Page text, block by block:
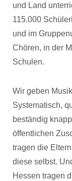
und Land
115.000
und im
Chören, in der
Schulen.
Wir geben
Systematisch,
beständig
öffentlichen
tragen die
diese selbst.
Hessen tragen